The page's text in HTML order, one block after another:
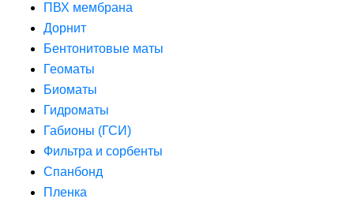
ПВХ мембрана
Дорнит
Бентонитовые маты
Геоматы
Биоматы
Гидроматы
Габионы (ГСИ)
Фильтра и сорбенты
Спанбонд
Пленка